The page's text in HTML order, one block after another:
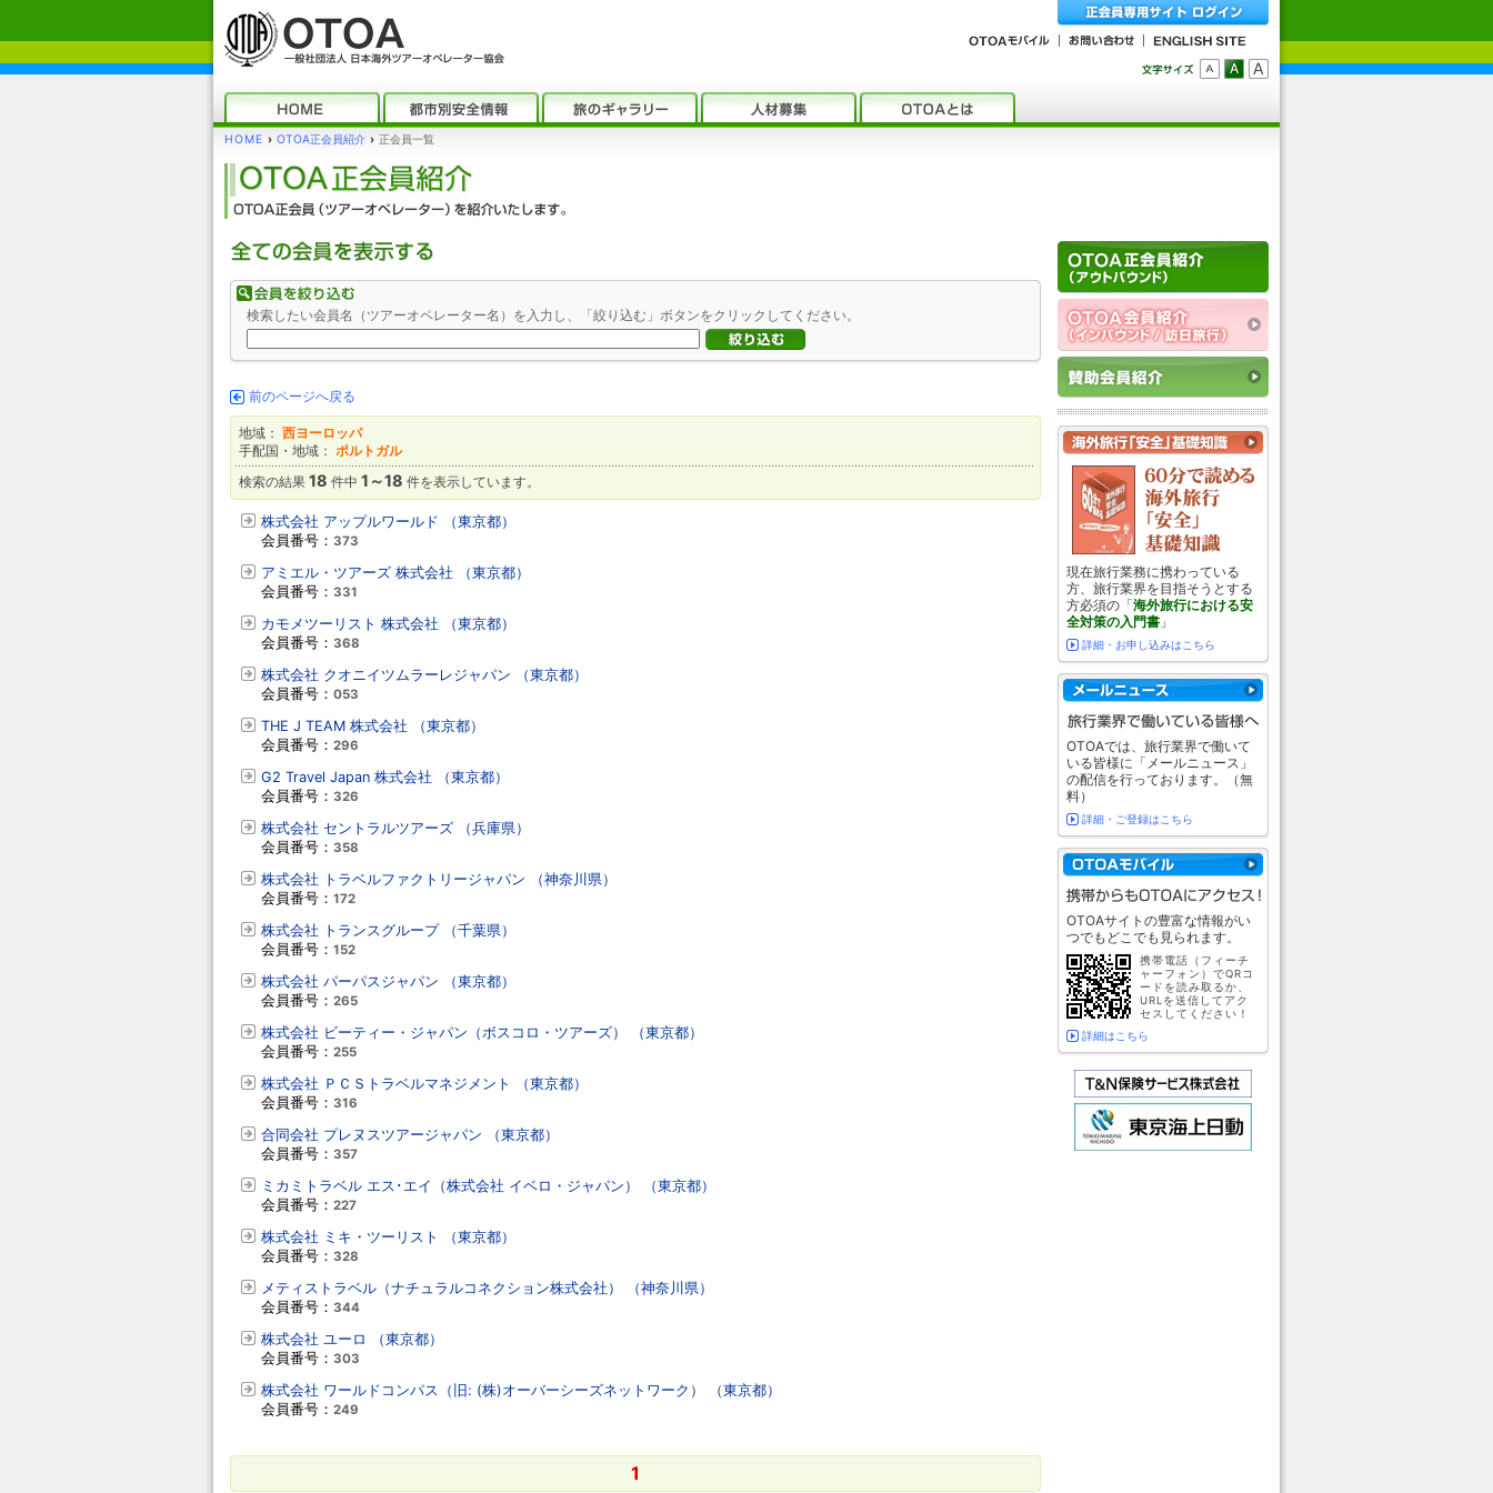
HOME › OTOA正会員紹介 › 正会員一覧
検索したい会員名（ツアーオペレーター名）を入力し、「絞り込む」ボタンをクリックしてください。
前のページへ戻る
地域： 西ヨーロッパ
手配国・地域： ポルトガル
検索の結果 18 件中 1～18 件を表示しています。
株式会社 アップルワールド （東京都）
会員番号： 373
アミエル・ツアーズ 株式会社 （東京都）
会員番号： 331
カモメツーリスト 株式会社 （東京都）
会員番号： 368
株式会社 クオニイツムラーレジャパン （東京都）
会員番号： 053
THE J TEAM 株式会社 （東京都）
会員番号： 296
G2 Travel Japan 株式会社 （東京都）
会員番号： 326
株式会社 セントラルツアーズ （兵庫県）
会員番号： 358
株式会社 トラベルファクトリージャパン （神奈川県）
会員番号： 172
株式会社 トランスグループ （千葉県）
会員番号： 152
株式会社 パーパスジャパン （東京都）
会員番号： 265
株式会社 ビーティー・ジャパン（ボスコロ・ツアーズ） （東京都）
会員番号： 255
株式会社 ＰＣＳトラベルマネジメント （東京都）
会員番号： 316
合同会社 プレヌスツアージャパン （東京都）
会員番号： 357
ミカミトラベル エス･エイ（株式会社 イベロ・ジャパン） （東京都）
会員番号： 227
株式会社 ミキ・ツーリスト （東京都）
会員番号： 328
メティストラベル（ナチュラルコネクション株式会社） （神奈川県）
会員番号： 344
株式会社 ユーロ （東京都）
会員番号： 303
株式会社 ワールドコンパス（旧: (株)オーバーシーズネットワーク） （東京都）
会員番号： 249
1
現在旅行業務に携わっている
方、旅行業界を目指そうとする
方必須の「海外旅行における安
全対策の入門書 」
詳細・お申し込みはこちら
OTOAでは、旅行業界で働いて
いる皆様に「メールニュース」
の配信を行っております。（無
料）
詳細・ご登録はこちら
OTOAサイトの豊富な情報がい
つでもどこでも見られます。
携帯電話（フィーチ
ャーフォン）でQRコ
ードを読み取るか、
URLを送信してアク
セスしてください！
詳細はこちら